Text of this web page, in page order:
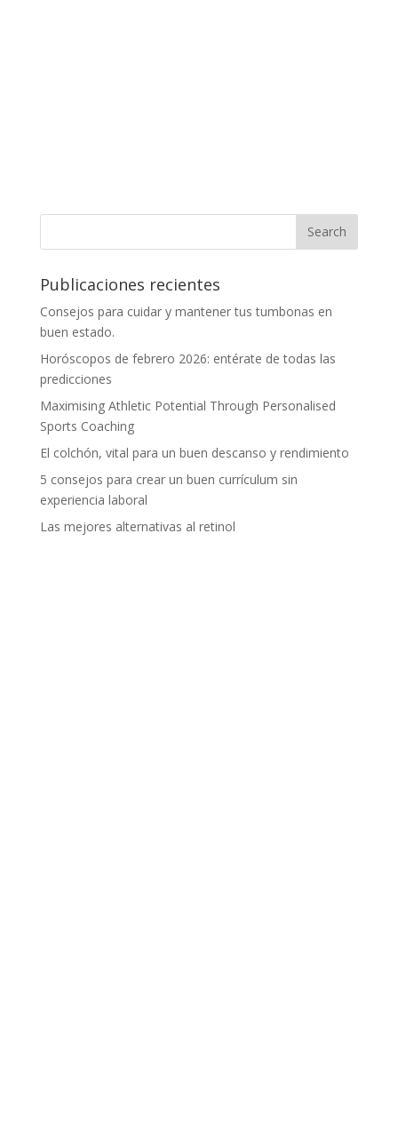
Publicaciones recientes
Consejos para cuidar y mantener tus tumbonas en
buen estado.
Horóscopos de febrero 2026: entérate de todas las
predicciones
Maximising Athletic Potential Through Personalised
Sports Coaching
El colchón, vital para un buen descanso y rendimiento
5 consejos para crear un buen currículum sin
experiencia laboral
Las mejores alternativas al retinol